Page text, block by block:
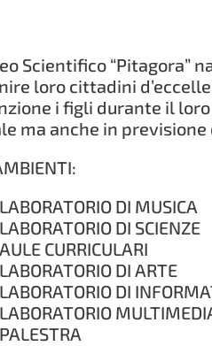
Scientifico “Pitagora”
loro cittadini
i figli durante il
ma anche in
LABORATORIO DI MUSICA
LABORATORIO DI SCIENZE
AULE CURRICULARI
LABORATORIO DI ARTE
LABORATORIO DI
LABORATORIO
PALESTRA